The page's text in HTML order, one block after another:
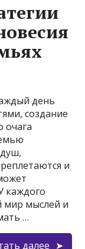
день
создание
очага
и
каждого
мир мыслей и
…
далее